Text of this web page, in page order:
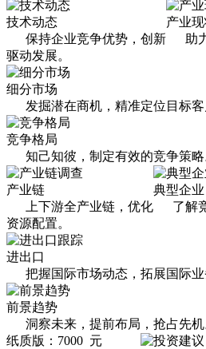
产业
助力
技术动态
保持企业竞争优势，创新
驱动发展。
细分市场
发掘潜在商机，精准定位目标客
竞争格局
知己知彼，制定有效的竞争策略
典型企业
了解竞
产业链
上下游全产业链，优化
资源配置。
进出口
把握国际市场动态，拓展国际业
前景趋势
洞察未来，提前布局，抢占先机
纸质版：7000 元